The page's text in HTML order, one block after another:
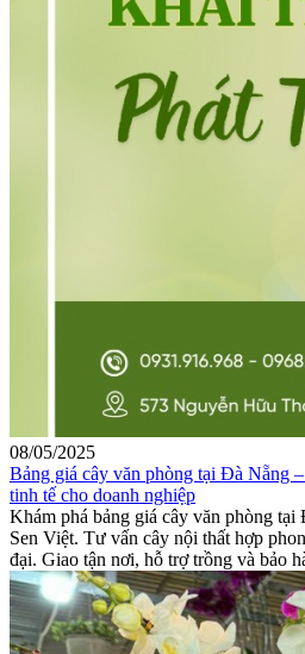
08/05/2025
Bảng giá cây văn phòng tại Đà Nẵng
tinh tế cho doanh nghiệp
Khám phá bảng giá cây văn phòng
Sen Việt. Tư vấn cây nội thất hợp
đại. Giao tận nơi, hỗ trợ trồng và bảo